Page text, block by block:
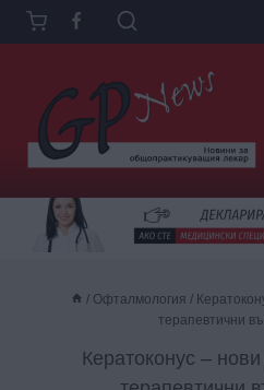
Към
съдържанието
/ Офталмология /
терапевтични
Кератоконус –